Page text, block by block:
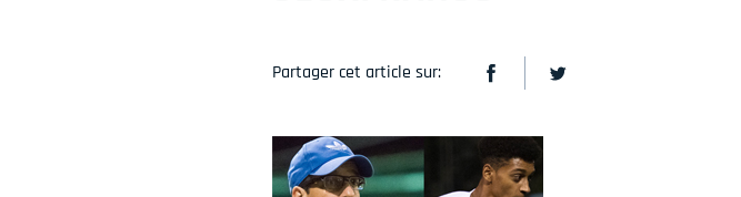
Partager cet article sur: